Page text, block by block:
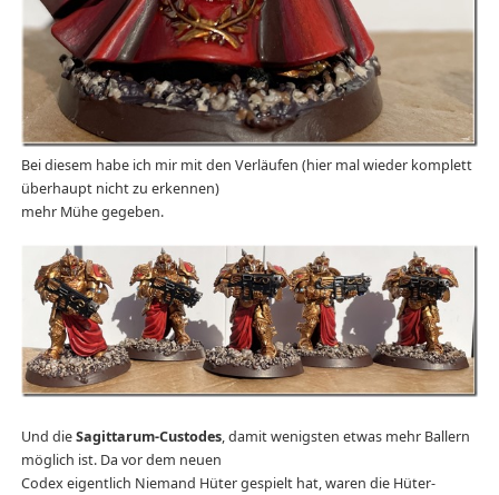
Bei diesem habe ich mir mit den Verläufen (hier mal wieder komplett
überhaupt nicht zu erkennen)
mehr Mühe gegeben.
Und dieSagittarum-Custodes, damit wenigsten etwas mehr Ballern
möglich ist. Da vor dem neuen
Codex eigentlich Niemand Hüter gespielt hat, waren die Hüter-